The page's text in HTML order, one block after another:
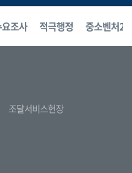
조사 적극행정 중소벤처24
조달서비스헌장